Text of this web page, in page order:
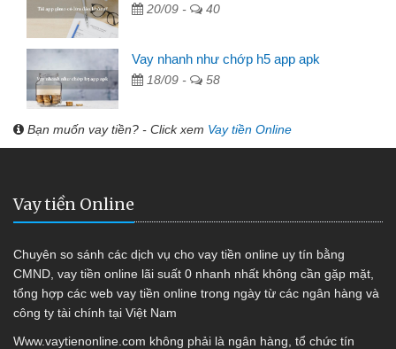
20/09 - 40
Vay nhanh như chớp h5 app apk
18/09 - 58
Bạn muốn vay tiền? - Click xem Vay tiền Online
Vay tiền Online
Chuyên so sánh các dịch vụ cho vay tiền online uy tín bằng
CMND, vay tiền online lãi suất 0 nhanh nhất không cần gặp mặt,
tổng hợp các web vay tiền online trong ngày từ các ngân hàng và
công ty tài chính tại Việt Nam
Www.vaytienonline.com không phải là ngân hàng, tổ chức tín